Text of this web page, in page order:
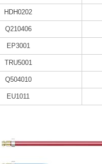
HDH0202
Q210406
EP3001
TRU5001
Q504010
EU1011